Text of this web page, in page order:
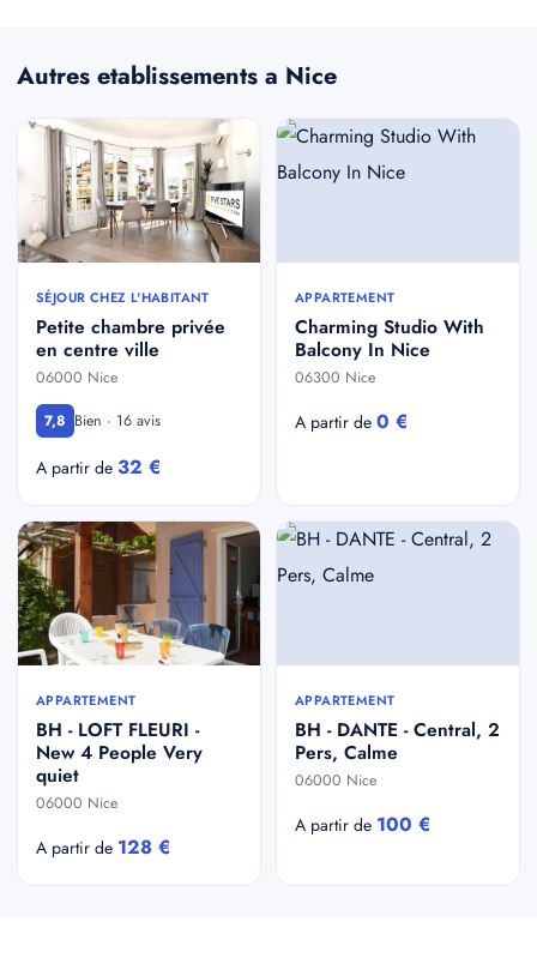
Autres etablissements a Nice
SÉJOUR CHEZ L'HABITANT
Petite chambre privée
en centre ville
06000 Nice
7,8 Bien · 16 avis
A partir de 32 €
APPARTEMENT
Charming Studio With
Balcony In Nice
06300 Nice
A partir de 0 €
APPARTEMENT
BH - LOFT FLEURI -
New 4 People Very
quiet
06000 Nice
A partir de 128 €
APPARTEMENT
BH - DANTE - Central, 2
Pers, Calme
06000 Nice
A partir de 100 €